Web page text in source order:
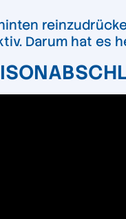
Darum hat es